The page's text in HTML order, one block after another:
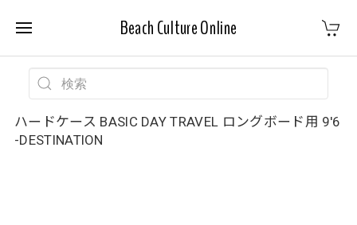
Beach Culture Online
ハードケース BASIC DAY TRAVEL ロングボード用 9'6
-DESTINATION